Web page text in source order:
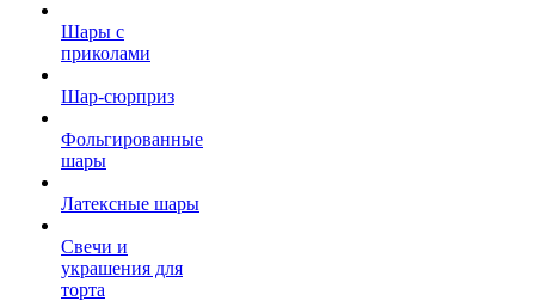
Шары с
приколами
Шар-сюрприз
Фольгированные
шары
Латексные шары
Свечи и
украшения для
торта